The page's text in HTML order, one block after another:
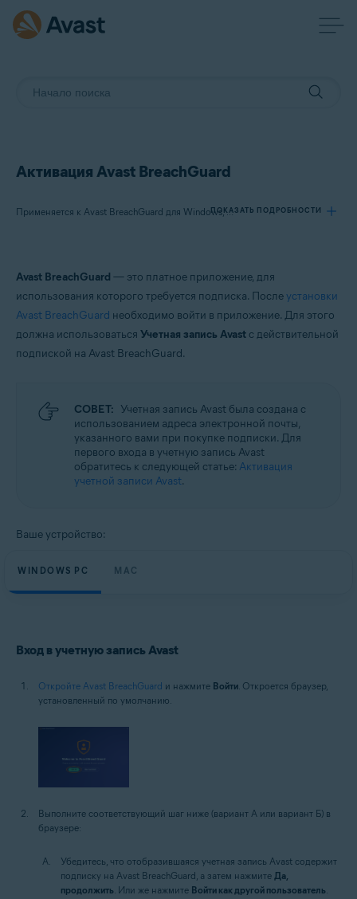
Активация Avast BreachGuard
Применяется к Avast BreachGuard для Windows, Avast BreachGuard для Mac
ПОКАЗАТЬ ПОДРОБНОСТИ
Продукты:
Avast BreachGuard 24.x для Windows
Операционные системы:
Microsoft Windows 8.1 / Pro / Enterprise — 32- или 64-разрядная версия
Microsoft Windows 8 / Pro / Enterprise — 32- или 64-разрядная версия
Microsoft Windows 7 Home Basic / Home Premium / Professional /
Enterprise / Ultimate — SP 1, 32- или 64-разрядная версия
Apple macOS 14.x (Sonoma)
Apple macOS 10.15.x (Catalina)
Apple macOS 10.13.x (High Sierra)
Avast BreachGuard — это платное приложение, для
использования которого требуется подписка. Послеустановки
Avast BreachGuard необходимо войти в приложение. Для этого
должна использоваться Учетная запись Avast с действительной
подпиской на Avast BreachGuard.
СОВЕТ: Учетная запись Avast была создана с
использованием адреса электронной почты,
указанного вами при покупке подписки. Для
первого входа в учетную запись Avast
обратитесь к следующей статье: Активация
учетной записи Avast.
Ваше устройство:
WINDOWS PC MAC
Вход в учетную запись Avast
Откройте Avast BreachGuard и нажмите Войти. Откроется браузер,
установленный по умолчанию.
Выполните соответствующий шаг ниже (вариант А или вариант Б) в
браузере:
Убедитесь, что отобразившаяся учетная запись Avast содержит
подписку на Avast BreachGuard, а затем нажмите Да,
продолжить. Или же нажмите Войти как другой пользователь.